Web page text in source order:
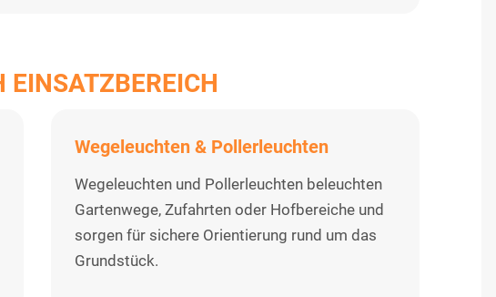
EINSATZBEREICH
Wegeleuchten & Pollerleuchten
Wegeleuchten und Pollerleuchten beleuchten
Gartenwege, Zufahrten oder Hofbereiche und
sorgen für sichere Orientierung rund um das
Grundstück.